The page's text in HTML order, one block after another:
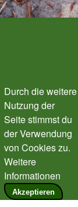
Durch die weitere
Nutzung der
Seite stimmst du
der Verwendung
von Cookies zu.
Weitere
Informationen
Akzeptieren